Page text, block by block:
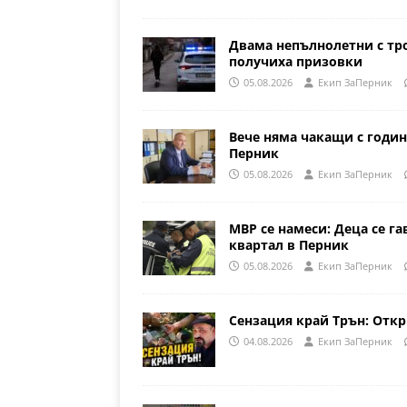
Двама непълнолетни с
получиха призовки
05.08.2026 Eкип ЗаПерник
Вече няма чакащи с
Перник
05.08.2026 Eкип ЗаПерник
МВР се намеси: Деца се
квартал в Перник
05.08.2026 Eкип ЗаПерник
Сензация край Трън:
04.08.2026 Eкип ЗаПерник